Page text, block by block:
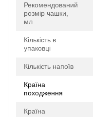
Рекомендований
розмір чашки,
мл
Кількість в
упаковці
Кількість напоїв
Країна
походження
Країна